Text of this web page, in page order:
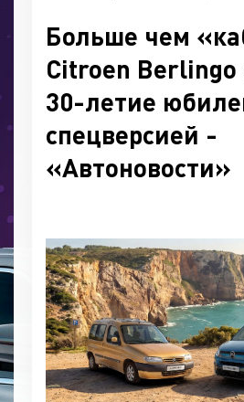
Больше чем
Citroen Berlingo
30-летие
спецверсией -
«Автоновости»